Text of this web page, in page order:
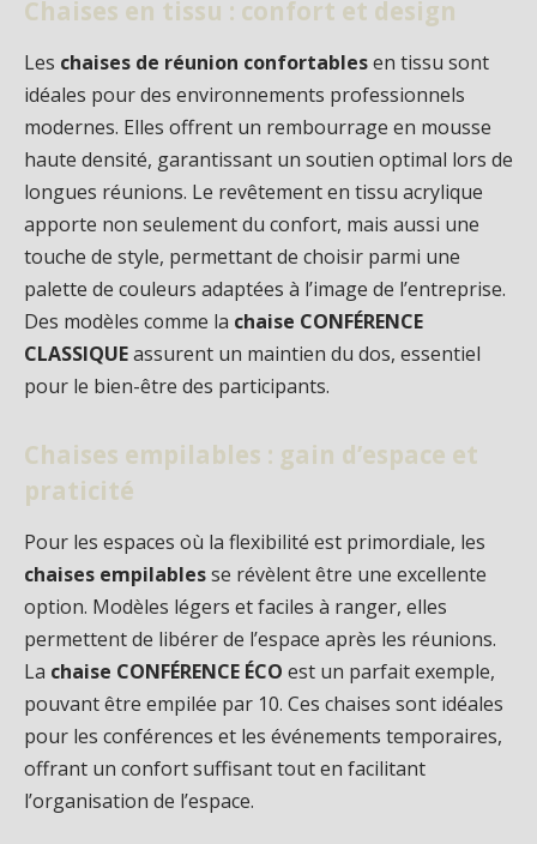
Chaises en tissu : confort et design
Les chaises de réunion confortablesen tissu sont
idéales pour des environnements professionnels
modernes. Elles offrent un rembourrage en mousse
haute densité, garantissant un soutien optimal lors de
longues réunions. Le revêtement en tissu acrylique
apporte non seulement du confort, mais aussi une
touche de style, permettant de choisir parmi une
palette de couleurs adaptées à l’image de l’entreprise.
Des modèles comme la chaise CONFÉRENCE
CLASSIQUEassurent un maintien du dos, essentiel
pour le bien-être des participants.
Chaises empilables : gain d’espace et
praticité
Pour les espaces où la flexibilité est primordiale, les
chaises empilablesse révèlent être une excellente
option. Modèles légers et faciles à ranger, elles
permettent de libérer de l’espace après les réunions.
La chaise CONFÉRENCE ÉCO est un parfait exemple,
pouvant être empilée par 10. Ces chaises sont idéales
pour les conférences et les événements temporaires,
offrant un confort suffisant tout en facilitant
l’organisation de l’espace.